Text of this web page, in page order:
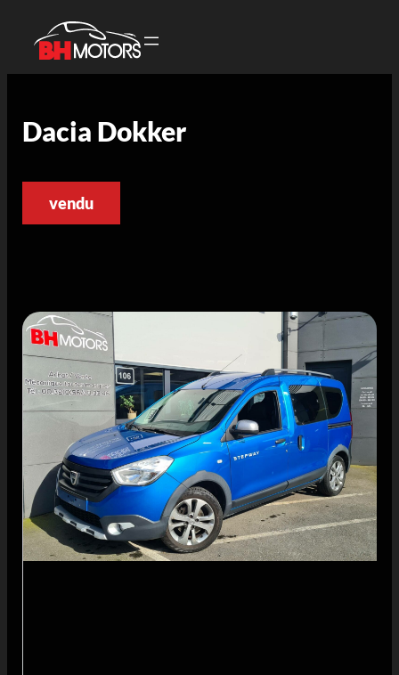
Dacia Dokker
vendu